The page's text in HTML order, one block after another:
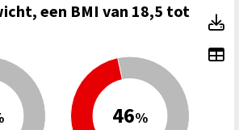
een BMI van 18,5 tot
46%